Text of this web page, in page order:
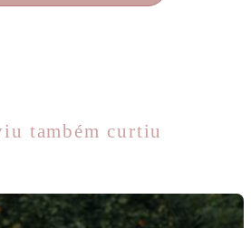
também curtiu